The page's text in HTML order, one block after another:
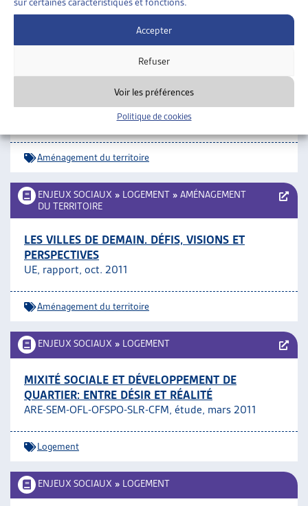
Accepter
Refuser
Voir les préférences
Politique de cookies
Logement
ENJEUX SOCIAUX»LOGEMENT»AMÉNAGEMENT
LES ENFANTS: RÉVÉLATEURS DE NOS RAPPORTS
AUX ESPACES PUBLICS
Métropolitiques, juin 2012
Aménagement du territoire
ENJEUX SOCIAUX » LOGEMENT » AMÉNAGEMENT
DU TERRITOIRE
LES VILLES DE DEMAIN. DÉFIS, VISIONS ET
PERSPECTIVES
UE, rapport, oct. 2011
Aménagement du territoire
ENJEUX SOCIAUX » LOGEMENT
MIXITÉ SOCIALE ET DÉVELOPPEMENT DE
QUARTIER: ENTRE DÉSIR ET RÉALITÉ
ARE-SEM-OFL-OFSPO-SLR-CFM, étude, mars 2011
Logement
ENJEUX SOCIAUX » LOGEMENT